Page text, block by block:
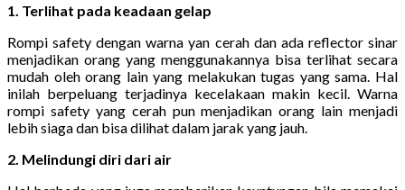
1. Terlihat pada keadaan gelap
Rompi safety dengan warna yan cerah dan ada reflector sinar
menjadikan orang yang menggunakannya bisa terlihat secara
mudah oleh orang lain yang melakukan tugas yang sama. Hal
inilah berpeluang terjadinya kecelakaan makin kecil. Warna
rompi safety yang cerah pun menjadikan orang lain menjadi
lebih siaga dan bisa dilihat dalam jarak yang jauh.
2. Melindungi diri dari air